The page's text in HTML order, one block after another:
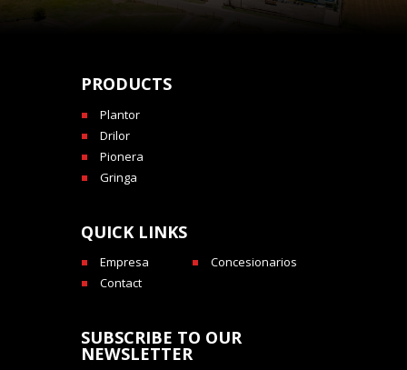
PRODUCTS
Plantor
Drilor
Pionera
Gringa
QUICK LINKS
Empresa
Concesionarios
Contact
SUBSCRIBE TO OUR
NEWSLETTER